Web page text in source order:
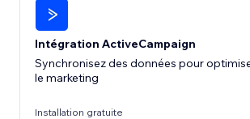
Intégration ActiveCampaign
Synchronisez des données pour
le marketing
Installation gratuite